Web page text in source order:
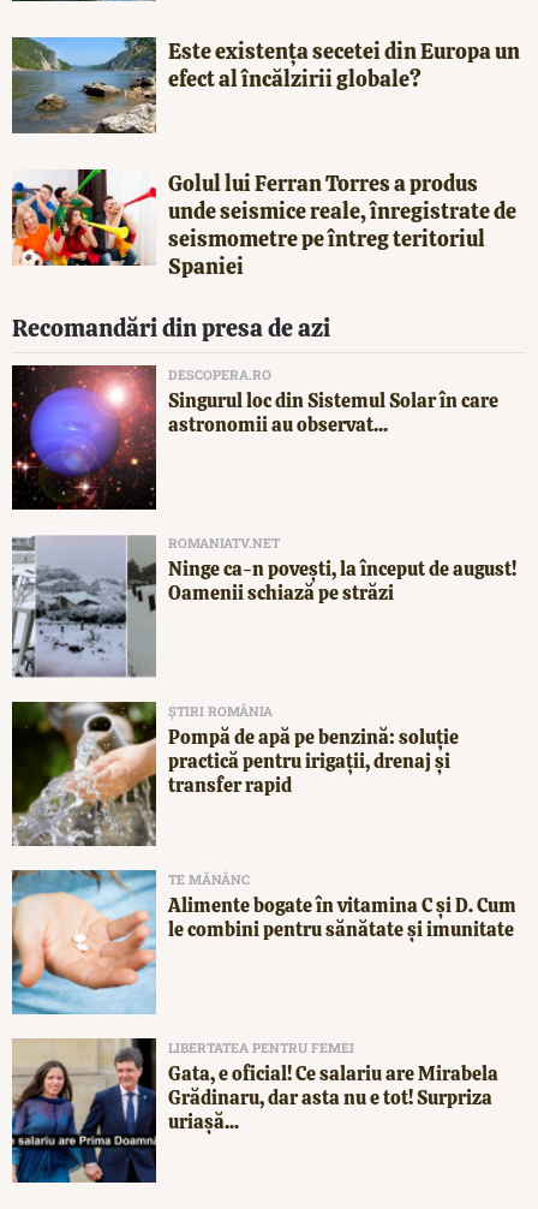
Este existența secetei din Europa un
efect al încălzirii globale?
Golul lui Ferran Torres a produs
unde seismice reale, înregistrate de
seismometre pe întreg teritoriul
Spaniei
Recomandări din presa de azi
DESCOPERA.RO
Singurul loc din Sistemul Solar în care
astronomii au observat...
ROMANIATV.NET
Ninge ca-n povești, la început de august!
Oamenii schiază pe străzi
ȘTIRI ROMÂNIA
Pompă de apă pe benzină: soluție
practică pentru irigații, drenaj și
transfer rapid
TE MĂNÂNC
Alimente bogate în vitamina C și D. Cum
le combini pentru sănătate și imunitate
LIBERTATEA PENTRU FEMEI
Gata, e oficial! Ce salariu are Mirabela
Grădinaru, dar asta nu e tot! Surpriza
uriașă...